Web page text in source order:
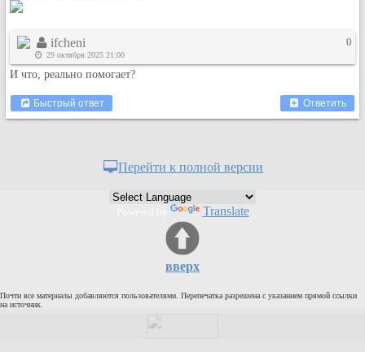
ifcheni
29 октября 2025 21:00
0
И что, реально помогает?
Быстрый ответ Ответить
Перейти к полной версии
Translate
вверх
Почти все материалы добавляются пользователями. Перепечатка разрешена с указанием прямой ссылки
на источник.